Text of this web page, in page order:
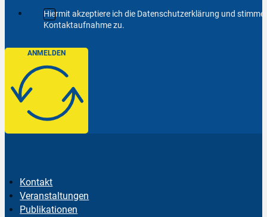
Hiermit akzeptiere ich die Datenschutzerklärung und
Kontaktaufnahme zu.
ANMELDEN
Kontakt
Veranstaltungen
Publikationen